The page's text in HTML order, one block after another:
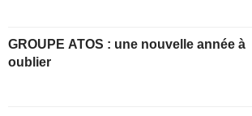
GROUPE ATOS : une nouvelle année à
oublier